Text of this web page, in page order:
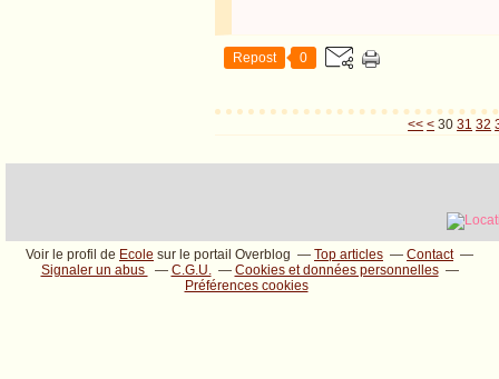
Repost 0
<< < 10
20
30 31 32
Voir le profil de Ecole sur le portail Overblog Top articles
Contact
Signaler un abus
C.G.U.
Cookies et données personnelles
Préférences cookies